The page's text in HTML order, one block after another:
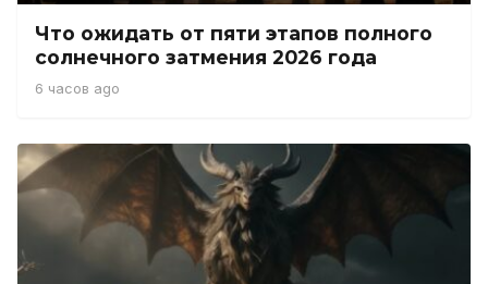
Что ожидать от пяти этапов полного
солнечного затмения 2026 года
6 часов ago